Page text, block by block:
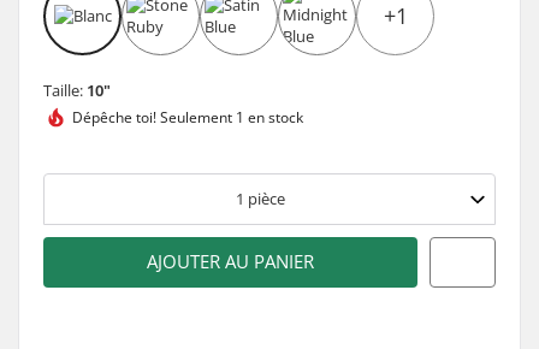
+1
Taille: 10"
Dépêche toi!Seulement 1 en stock
1 pièce
AJOUTER AU PANIER